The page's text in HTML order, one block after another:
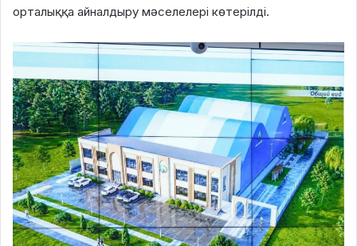
орталыққа айналдыру мәселелері көтерілді.